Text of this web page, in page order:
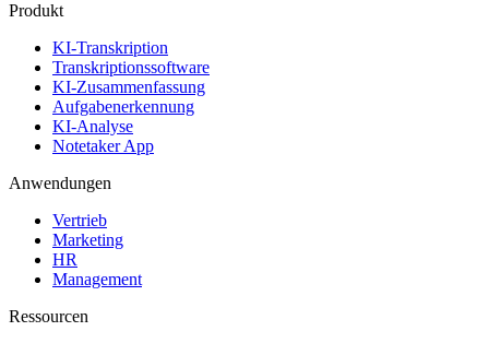
Produkt
KI-Transkription
Transkriptionssoftware
KI-Zusammenfassung
Aufgabenerkennung
KI-Analyse
Notetaker App
Anwendungen
Vertrieb
Marketing
HR
Management
Ressourcen